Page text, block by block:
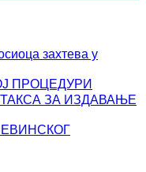
захтева у
ПРОЦЕДУРИ
ЗА ИЗДАВАЊЕ